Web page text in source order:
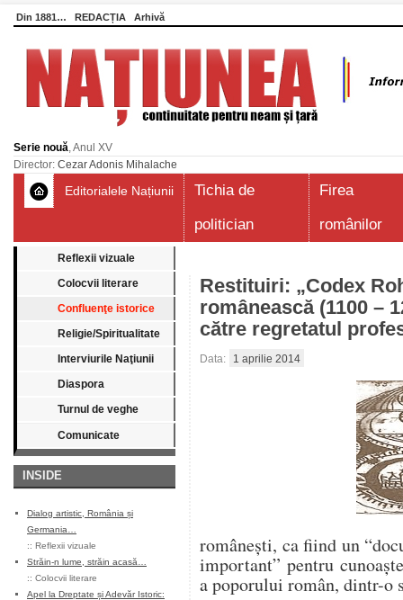
Din 1881… REDACȚIA Arhivă
Serie nouă, Anul XV
Director: Cezar Adonis Mihalache
Editorialele Națiunii
Tichia de
politician
Firea
românilor
Reflexii vizuale
Colocvii literare
Confluenţe istorice
Religie/Spiritualitate
Interviurile Naţiunii
Diaspora
Turnul de veghe
Comunicate
INSIDE
Dialog artistic, România și
Germania…
:: Reflexii vizuale
Străin-n lume, străin acasă…
:: Colocvii literare
Apel la Dreptate și Adevăr Istoric:
Restituiri: „Codex
românească (1100 –
către regretatul
Data: 1 aprilie 2014
româneşti, ca fiind un
important” pentru
a poporului român, dintr-o